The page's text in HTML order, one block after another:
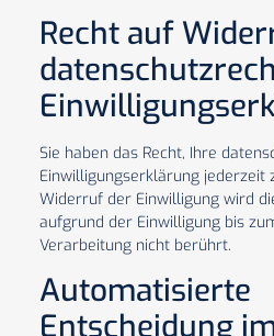
Recht auf
Sie haben das Recht, Ihre
Einwilligungserklärung jederzeit
Widerruf der Einwilligung wird
aufgrund der Einwilligung bis
Verarbeitung nicht berührt.
Automatisierte
Entscheidung